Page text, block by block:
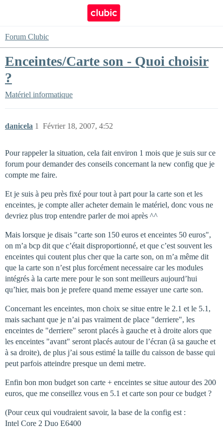
Forum Clubic
Enceintes/Carte son - Quoi choisir
?
Matériel informatique
danicela Février 18, 2007, 4:52
1
Pour rappeler la situation, cela fait environ 1 mois que je suis sur ce
forum pour demander des conseils concernant la new config que je
compte me faire.
Et je suis à peu près fixé pour tout à part pour la carte son et les
enceintes, je compte aller acheter demain le matériel, donc vous ne
devriez plus trop entendre parler de moi après ^^
Mais lorsque je disais "carte son 150 euros et enceintes 50 euros",
on m’a bcp dit que c’était disproportionné, et que c’est souvent les
enceintes qui coutent plus cher que la carte son, on m’a même dit
que la carte son n’est plus forcément necessaire car les modules
intégrés à la carte mere pour le son sont meilleurs aujourd’hui
qu’hier, mais bon je prefere quand meme essayer une carte son.
Concernant les enceintes, mon choix se situe entre le 2.1 et le 5.1,
mais sachant que je n’ai pas vraiment de place "derriere", les
enceintes de "derriere" seront placés à gauche et à droite alors que
les enceintes "avant" seront placés autour de l’écran (à sa gauche et
à sa droite), de plus j’ai sous estimé la taille du caisson de basse qui
peut parfois atteindre presque un demi metre.
Enfin bon mon budget son carte + enceintes se situe autour des 200
euros, que me conseillez vous en 5.1 et carte son pour ce budget ?
(Pour ceux qui voudraient savoir, la base de la config est :
Intel Core 2 Duo E6400